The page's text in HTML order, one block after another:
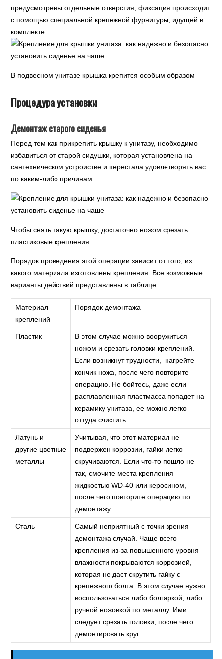
предусмотрены отдельные отверстия, фиксация происходит
с помощью специальной крепежной фурнитуры, идущей в
комплекте.
В подвесном унитазе крышка крепится особым образом
Процедура установки
Демонтаж старого сиденья
Перед тем как прикрепить крышку к унитазу, необходимо
избавиться от старой сидушки, которая установлена на
сантехническом устройстве и перестала удовлетворять вас
по каким-либо причинам.
Чтобы снять такую крышку, достаточно ножом срезать
пластиковые крепления
Порядок проведения этой операции зависит от того, из
какого материала изготовлены крепления. Все возможные
варианты действий представлены в таблице.
Материал
креплений
Порядок демонтажа
Пластик
В этом случае можно вооружиться
ножом и срезать головки креплений.
Если возникнут трудности, нагрейте
кончик ножа, после чего повторите
операцию. Не бойтесь, даже если
расплавленная пластмасса попадет на
керамику унитаза, ее можно легко
оттуда счистить.
Латунь и
другие цветные
металлы
Учитывая, что этот материал не
подвержен коррозии, гайки легко
скручиваются. Если что-то пошло не
так, смочите места крепления
жидкостью WD-40 или керосином,
после чего повторите операцию по
демонтажу.
Сталь
Самый неприятный с точки зрения
демонтажа случай. Чаще всего
крепления из-за повышенного уровня
влажности покрываются коррозией,
которая не даст скрутить гайку с
крепежного болта. В этом случае нужно
воспользоваться либо болгаркой, либо
ручной ножовкой по металлу. Ими
следует срезать головки, после чего
демонтировать круг.